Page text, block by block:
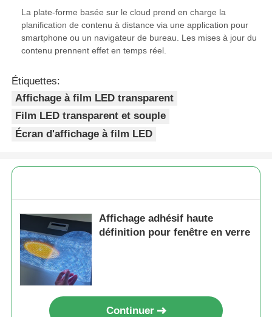
La plate-forme basée sur le cloud prend en charge la
planification de contenu à distance via une application pour
smartphone ou un navigateur de bureau. Les mises à jour du
contenu prennent effet en temps réel.
Étiquettes:
Affichage à film LED transparent
Film LED transparent et souple
Écran d'affichage à film LED
Affichage adhésif haute
définition pour fenêtre en verre
Continuer